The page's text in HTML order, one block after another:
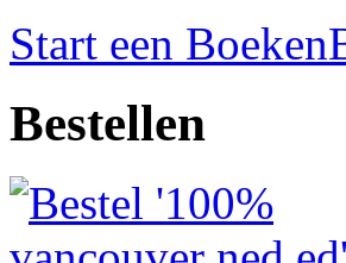
Start een
Bestellen